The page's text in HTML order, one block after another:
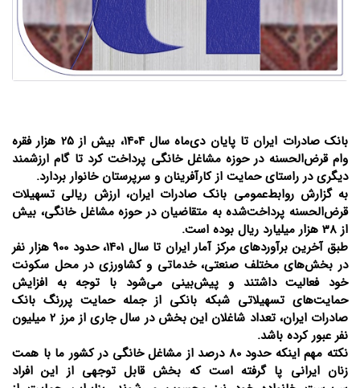
​بانک صادرات ایران تا پایان دی‌ماه سال 1404، بیش از 25 هزار فقره
وام قرض‌الحسنه در حوزه مشاغل خانگی پرداخت کرد تا گام ارزشمند
دیگری در راستای حمایت از کارآفرینان و سرپرستان خانوار بردارد.
به گزارش روابط‌عمومی بانک صادرات ایران، ارزش ریالی تسهیلات
قرض‌الحسنه پرداخت‌شده به متقاضیان در حوزه مشاغل خانگی، بیش
از 38 هزار میلیارد ریال بوده است.
​طبق آخرین برآوردهای مرکز آمار ایران تا سال 1401، حدود 900 هزار نفر
در بخش‌های مختلف صنعتی، خدماتی و کشاورزی در محل سکونت
خود فعالیت داشتند و پیش‌بینی می‌شود با توجه به افزایش
حمایت‌های تسهیلاتی شبکه بانکی از جمله حمایت پررنگ بانک
صادرات ایران، تعداد شاغلان این بخش در سال جاری از مرز 2 میلیون
نفر عبور کرده باشد.
نکته مهم اینکه حدود 80 درصد از مشاغل خانگی در کشور ما با همت
زنان ایرانی پا گرفته است که بخش قابل توجهی از این افراد